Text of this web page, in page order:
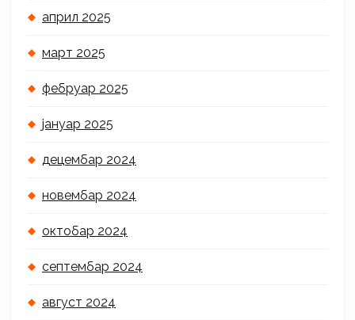
април 2025
март 2025
фебруар 2025
јануар 2025
децембар 2024
новембар 2024
октобар 2024
септембар 2024
август 2024